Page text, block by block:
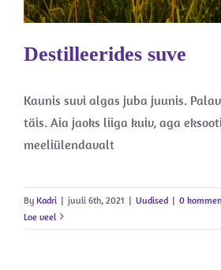
Destilleerides suve
Kaunis suvi algas juba juunis.
täis. Aia jaoks liiga kuiv, aga
meeliülendavalt
By Kadri | juuli 6th, 2021 | Uudised | 0
Loe veel